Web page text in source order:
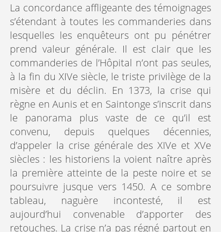
La concordance affligeante des témoignages
s’étendant à toutes les commanderies dans
lesquelles les enquêteurs ont pu pénétrer
prend valeur générale. Il est clair que les
commanderies de l’Hôpital n’ont pas seules,
à la fin du XIVe siècle, le triste privilège de la
misère et du déclin. En 1373, la crise qui
règne en Aunis et en Saintonge s’inscrit dans
le panorama plus vaste de ce qu’il est
convenu, depuis quelques décennies,
d’appeler la crise générale des XIVe et XVe
siècles : les historiens la voient naître après
la première atteinte de la peste noire et se
poursuivre jusque vers 1450. A ce sombre
tableau, naguère incontesté, il est
aujourd’hui convenable d’apporter des
retouches. La crise n’a pas régné partout en